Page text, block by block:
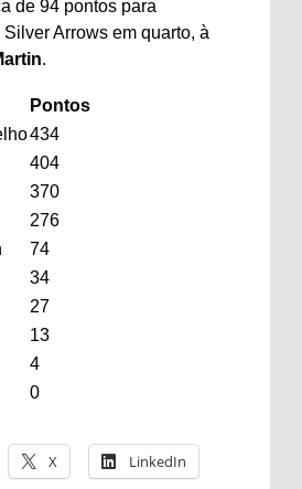
de 94 pontos para
Silver Arrows em quarto, à
.
Pontos
434
404
370
276
74
34
27
13
4
0
X LinkedIn